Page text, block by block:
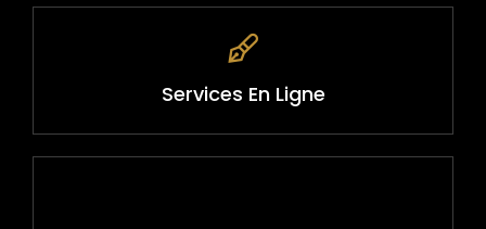
Services En Ligne